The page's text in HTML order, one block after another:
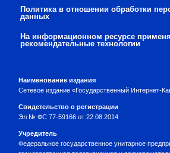
Политика в отношении обработки
данных
На информационном ресурсе
рекомендательные технологии
Наименование издания
Сетевое издание «Государственный Интернет-
Свидетельство о регистрации
Эл № ФС 77-59166 от 22.08.2014
Учредитель
Федеральное государственное унитарное